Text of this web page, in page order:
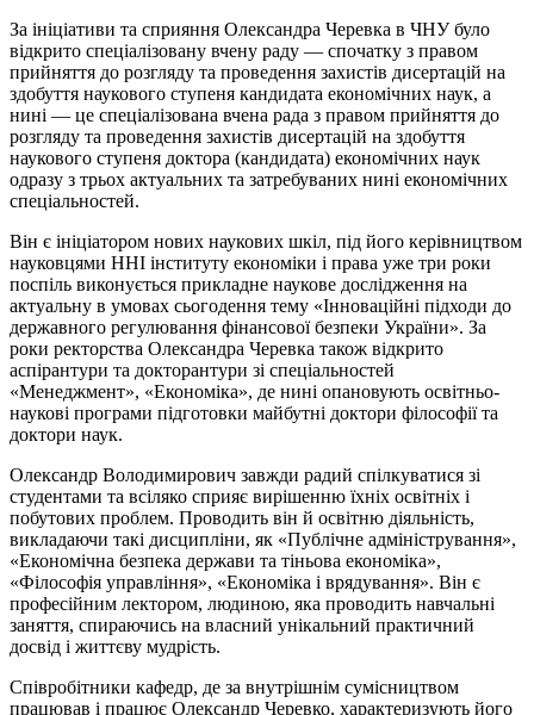
За ініціативи та сприяння Олександра Черевка в ЧНУ було
відкрито спеціалізовану вчену раду — спочатку з правом
прийняття до розгляду та проведення захистів дисертацій на
здобуття наукового ступеня кандидата економічних наук, а
нині — це спеціалізована вчена рада з правом прийняття до
розгляду та проведення захистів дисертацій на здобуття
наукового ступеня доктора (кандидата) економічних наук
одразу з трьох актуальних та затребуваних нині економічних
спеціальностей.
Він є ініціатором нових наукових шкіл, під його керівництвом
науковцями ННІ інституту економіки і права уже три роки
поспіль виконується прикладне наукове дослідження на
актуальну в умовах сьогодення тему «Інноваційні підходи до
державного регулювання фінансової безпеки України». За
роки ректорства Олександра Черевка також відкрито
аспірантури та докторантури зі спеціальностей
«Менеджмент», «Економіка», де нині опановують освітньо-
наукові програми підготовки майбутні доктори філософії та
доктори наук.
Олександр Володимирович завжди радий спілкуватися зі
студентами та всіляко сприяє вирішенню їхніх освітніх і
побутових проблем. Проводить він й освітню діяльність,
викладаючи такі дисципліни, як «Публічне адміністрування»,
«Економічна безпека держави та тіньова економіка»,
«Філософія управління», «Економіка і врядування». Він є
професійним лектором, людиною, яка проводить навчальні
заняття, спираючись на власний унікальний практичний
досвід і життєву мудрість.
Співробітники кафедр, де за внутрішнім сумісництвом
працював і працює Олександр Черевко, характеризують його